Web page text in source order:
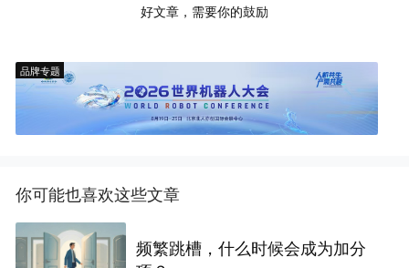
好文章，需要你的鼓励
品牌专题
你可能也喜欢这些文章
频繁跳槽，什么时候会成为加分